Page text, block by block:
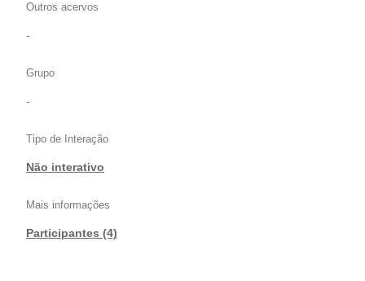
Outros acervos
-
Grupo
-
Tipo de Interação
Não interativo
Mais informações
Participantes (4)